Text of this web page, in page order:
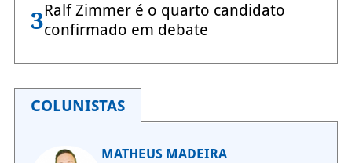
3Ralf Zimmer é o quarto candidato
confirmado em debate
COLUNISTAS
MATHEUS MADEIRA